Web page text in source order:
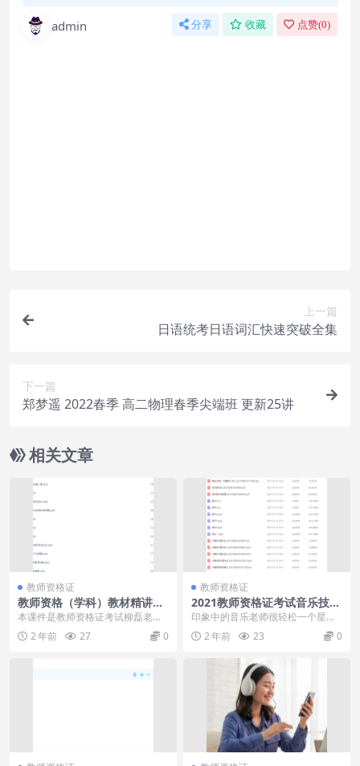
admin 分享 收藏 点赞(0)
上一篇
日语统考日语词汇快速突破全集
下一篇
郑梦遥 2022春季 高二物理春季尖端班 更新25讲
相关文章
教师资格证
教师资格（学科）教材精讲班
柳磊生物教学策略技能学习
本课件是教师资格证考试柳磊老师
的生物学习课程，内容全面，包含
了很多知识点讲义学习...
2 年前 27 0
教师资格证
2021教师资格证考试音乐技能
培训心得体会教学能力
印象中的音乐老师很轻松一个星期
就几节课，但是音乐的教资也是很
难的，她们要获取很多...
2 年前 23 0